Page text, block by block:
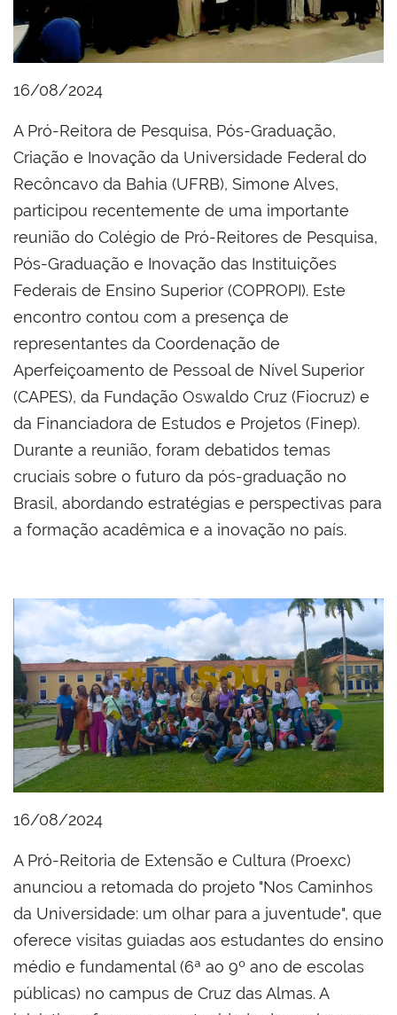
16/08/2024
A Pró-Reitora de Pesquisa, Pós-Graduação,
Criação e Inovação da Universidade Federal do
Recôncavo da Bahia (UFRB), Simone Alves,
participou recentemente de uma importante
reunião do Colégio de Pró-Reitores de Pesquisa,
Pós-Graduação e Inovação das Instituições
Federais de Ensino Superior (COPROPI). Este
encontro contou com a presença de
representantes da Coordenação de
Aperfeiçoamento de Pessoal de Nível Superior
(CAPES), da Fundação Oswaldo Cruz (Fiocruz) e
da Financiadora de Estudos e Projetos (Finep).
Durante a reunião, foram debatidos temas
cruciais sobre o futuro da pós-graduação no
Brasil, abordando estratégias e perspectivas para
a formação acadêmica e a inovação no país.
16/08/2024
A Pró-Reitoria de Extensão e Cultura (Proexc)
anunciou a retomada do projeto "Nos Caminhos
da Universidade: um olhar para a juventude", que
oferece visitas guiadas aos estudantes do ensino
médio e fundamental (6ª ao 9º ano de escolas
públicas) no campus de Cruz das Almas. A